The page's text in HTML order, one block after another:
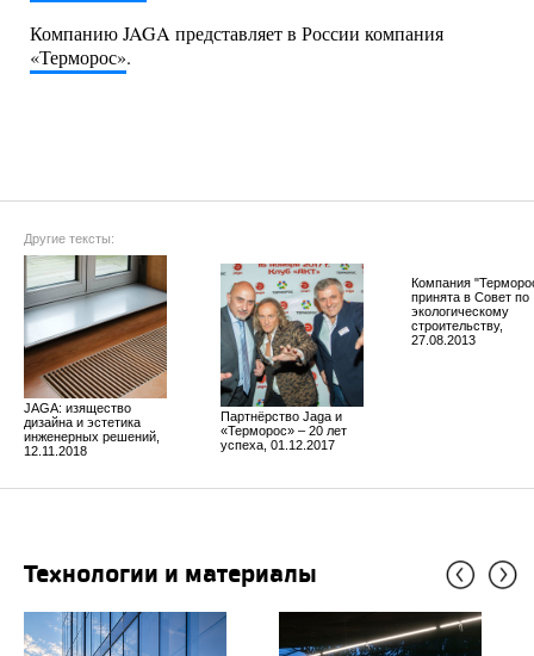
Компанию JAGA представляет в России компания
«Терморос».
Другие тексты:
JAGA: изящество
дизайна и эстетика
инженерных решений,
12.11.2018
Партнёрство Jaga и
«Терморос» – 20 лет
успеха, 01.12.2017
Компания
принята в Совет по
экологическому
строительству,
27.08.2013
Технологии и материалы